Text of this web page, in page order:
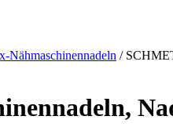
Nähmaschinennadeln /